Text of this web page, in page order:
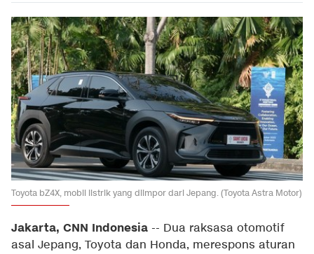
Toyota bZ4X, mobil listrik yang diimpor dari Jepang. (Toyota Astra Motor)
Jakarta, CNN Indonesia -- Dua raksasa otomotif
asal Jepang, Toyota dan Honda, merespons aturan